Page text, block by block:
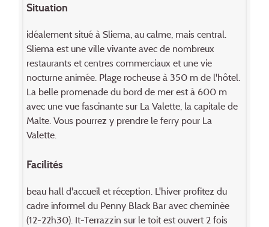
Situation
idéalement situé à Sliema, au calme, mais central.
Sliema est une ville vivante avec de nombreux
restaurants et centres commerciaux et une vie
nocturne animée. Plage rocheuse à 350 m de l'hôtel.
La belle promenade du bord de mer est à 600 m
avec une vue fascinante sur La Valette, la capitale de
Malte. Vous pourrez y prendre le ferry pour La
Valette.
Facilités
beau hall d'accueil et réception. L'hiver profitez du
cadre informel du Penny Black Bar avec cheminée
(12-22h30). It-Terrazzin sur le toit est ouvert 2 fois